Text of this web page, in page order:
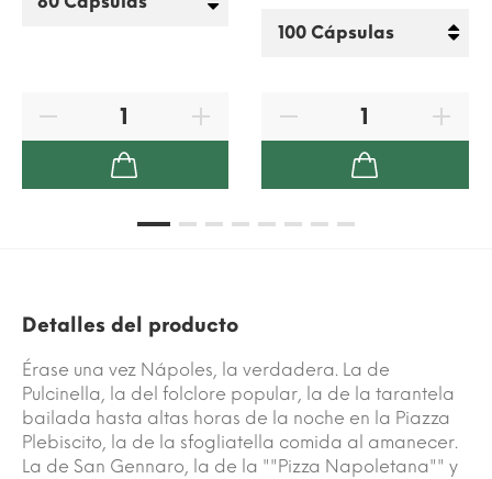
Detalles del producto
Érase una vez Nápoles, la verdadera. La de
Pulcinella, la del folclore popular, la de la tarantela
bailada hasta altas horas de la noche en la Piazza
Plebiscito, la de la sfogliatella comida al amanecer.
La de San Gennaro, la de la ""Pizza Napoletana"" y